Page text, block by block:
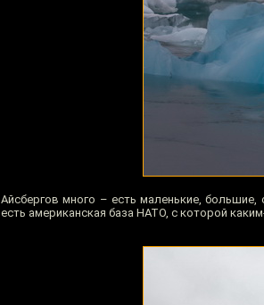
Айсбергов много – есть маленькие,
есть американская база НАТО, с которой